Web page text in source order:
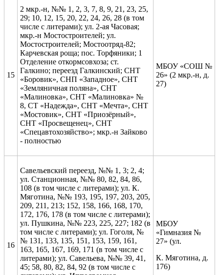
15
2 мкр.-н, №№ 1, 2, 3, 7, 8, 9, 21, 23, 25,
29; 10, 12, 15, 20, 22, 24, 26, 28 (в том
числе с литерами); ул. 2-ая Часовая;
мкр.-н Мостостроителей; ул.
Мостостроителей; Мостоотряд-82;
Карчевская роща; пос. Торфяники; 1
Отделение откормсовхоза; ст.
Галкино; переезд Галкинский; СНТ
«Боровик», СНП «Западное», СНТ
«Земляничная поляна», СНТ
«Малиновка», СНТ «Малиновка» №
8, СТ «Надежда», СНТ «Мечта», СНТ
«Мостовик», СНТ «Приозёрный»,
СНТ «Просвещенец», СНТ
«Спецавтохозяйство»; мкр.-н Зайково
- полностью
МБОУ «СОШ №
26» (2 мкр.-н, д.
27)
16
Савельевский переезд, №№ 1, 3; 2, 4;
ул. Станционная, №№ 80, 82, 84, 86,
108 (в том числе с литерами); ул. К.
Мяготина, №№ 193, 195, 197, 203, 205,
209, 211, 213; 152, 158, 166, 168, 170,
172, 176, 178 (в том числе с литерами);
ул. Пушкина, №№ 223, 225, 227; 182 (в
том числе с литерами); ул. Гоголя, №
№ 131, 133, 135, 151, 153, 159, 161,
163, 165, 167, 169, 171 (в том числе с
литерами); ул. Савельева, №№ 39, 41,
45; 58, 80, 82, 84, 92 (в том числе с
МБОУ
«Гимназия №
27» (ул.
К. Мяготина, д.
176)